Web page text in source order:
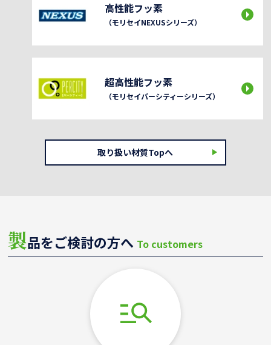
高性能フッ素
（モリセイNEXUSシリーズ）
超高性能フッ素
（モリセイパーシティーシリーズ）
取り扱い材質Topへ
製品をご検討の方へ To customers